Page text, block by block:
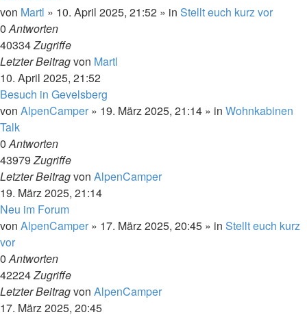
von Martl » 10. April 2025, 21:52 » in Stellt euch kurz vor
0Antworten
40334Zugriffe
Letzter Beitragvon Martl
10. April 2025, 21:52
Besuch in Gevelsberg
von AlpenCamper » 19. März 2025, 21:14 » in Wohnkabinen
Talk
0Antworten
43979Zugriffe
Letzter Beitragvon AlpenCamper
19. März 2025, 21:14
Neu im Forum
von AlpenCamper » 17. März 2025, 20:45 » in Stellt euch kurz
vor
0Antworten
42224Zugriffe
Letzter Beitragvon AlpenCamper
17. März 2025, 20:45